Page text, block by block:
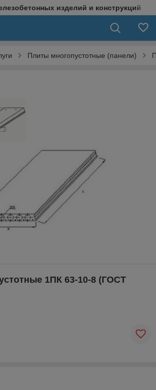
изделий и конструкций
Плиты многопустотные (панели)
1ПК 63-10-8 (ГОСТ